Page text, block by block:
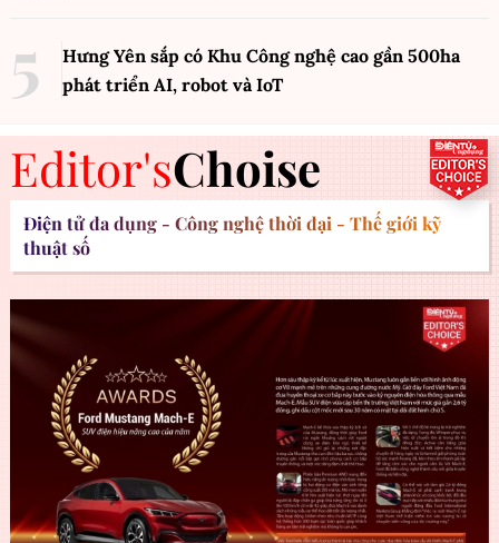
Hưng Yên sắp có Khu Công nghệ cao gần 500ha
phát triển AI, robot và IoT
Editor'sChoise
Điện tử đa dụng - Công nghệ thời đại - Thế giới kỹ
thuật số